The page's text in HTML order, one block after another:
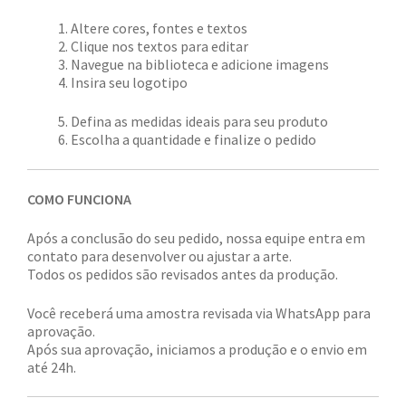
Altere cores, fontes e textos
Clique nos textos para editar
Navegue na biblioteca e adicione imagens
Insira seu logotipo
Defina as medidas ideais para seu produto
Escolha a quantidade e finalize o pedido
COMO FUNCIONA
Após a conclusão do seu pedido, nossa equipe entra em
contato para desenvolver ou ajustar a arte.
Todos os pedidos são revisados antes da produção.
Você receberá uma amostra revisada via WhatsApp para
aprovação.
Após sua aprovação, iniciamos a produção e o envio em
até 24h.